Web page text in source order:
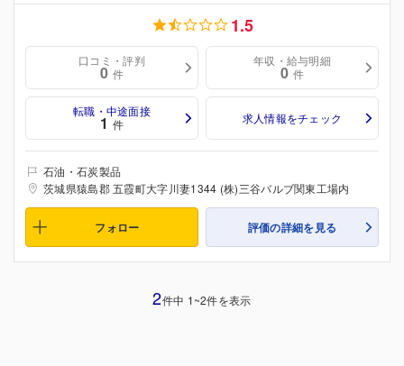
1.5
口コミ・評判
0 件
年収・給与明細
0 件
転職・中途面接
1 件 求人情報をチェック
石油・石炭製品
茨城県猿島郡 五霞町大字川妻1344 (株)三谷バルブ関東工場内
フォロー 評価の詳細を見る
2件中 1~2件を表示